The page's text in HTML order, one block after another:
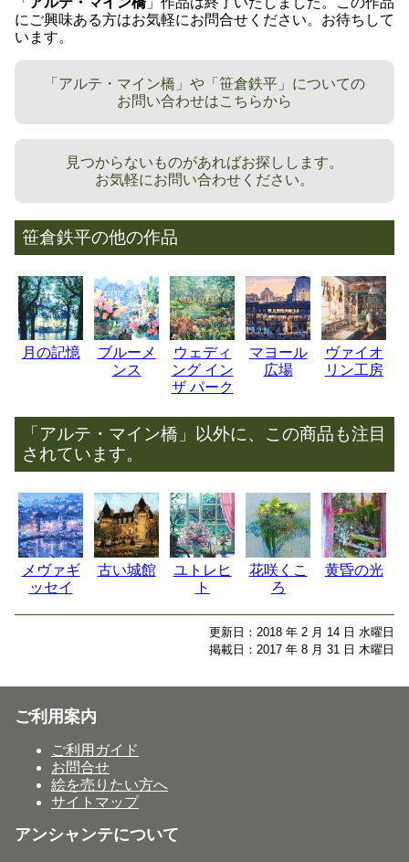
にご興味ある方はお気軽にお問合せください。お待ちして
います。
「アルテ・マイン橋」や「笹倉鉄平」についての
お問い合わせはこちらから
見つからないものがあればお探しします。
お気軽にお問い合わせください。
笹倉鉄平の他の作品
月の記憶
ブルーメ
ンス
ウェディ
ング イン
ザ パーク
マヨール
広場
ヴァイオ
リン工房
「アルテ・マイン橋」以外に、この商品も注目
されています。
メヴァギ
ッセイ
古い城館
ユトレヒ
ト
花咲くこ
ろ
黄昏の光
更新日：2018 年 2 月 14 日 水曜日
掲載日：2017 年 8 月 31 日 木曜日
ご利用案内
ご利用ガイド
お問合せ
絵を売りたい方へ
サイトマップ
アンシャンテについて